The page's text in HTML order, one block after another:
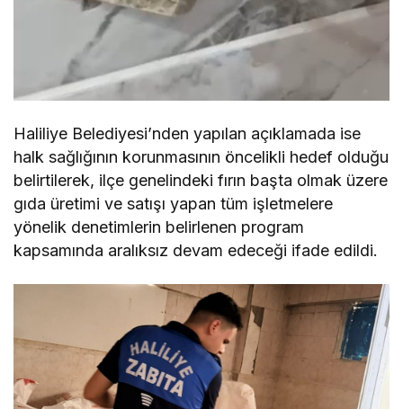
Haliliye Belediyesi’nden yapılan açıklamada ise
halk sağlığının korunmasının öncelikli hedef olduğu
belirtilerek, ilçe genelindeki fırın başta olmak üzere
gıda üretimi ve satışı yapan tüm işletmelere
yönelik denetimlerin belirlenen program
kapsamında aralıksız devam edeceği ifade edildi.